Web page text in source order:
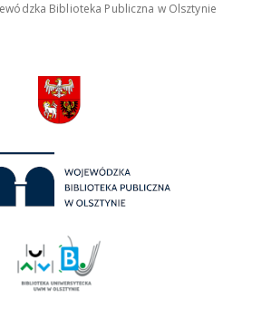
Biblioteka Publiczna w Olsztynie